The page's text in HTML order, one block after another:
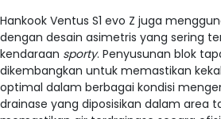
Hankook Ventus S1 evo Z juga
dengan desain asimetris yang sering
kendaraan sporty. Penyusunan blok
dikembangkan untuk memastikan
optimal dalam berbagai kondisi
drainase yang diposisikan dalam area